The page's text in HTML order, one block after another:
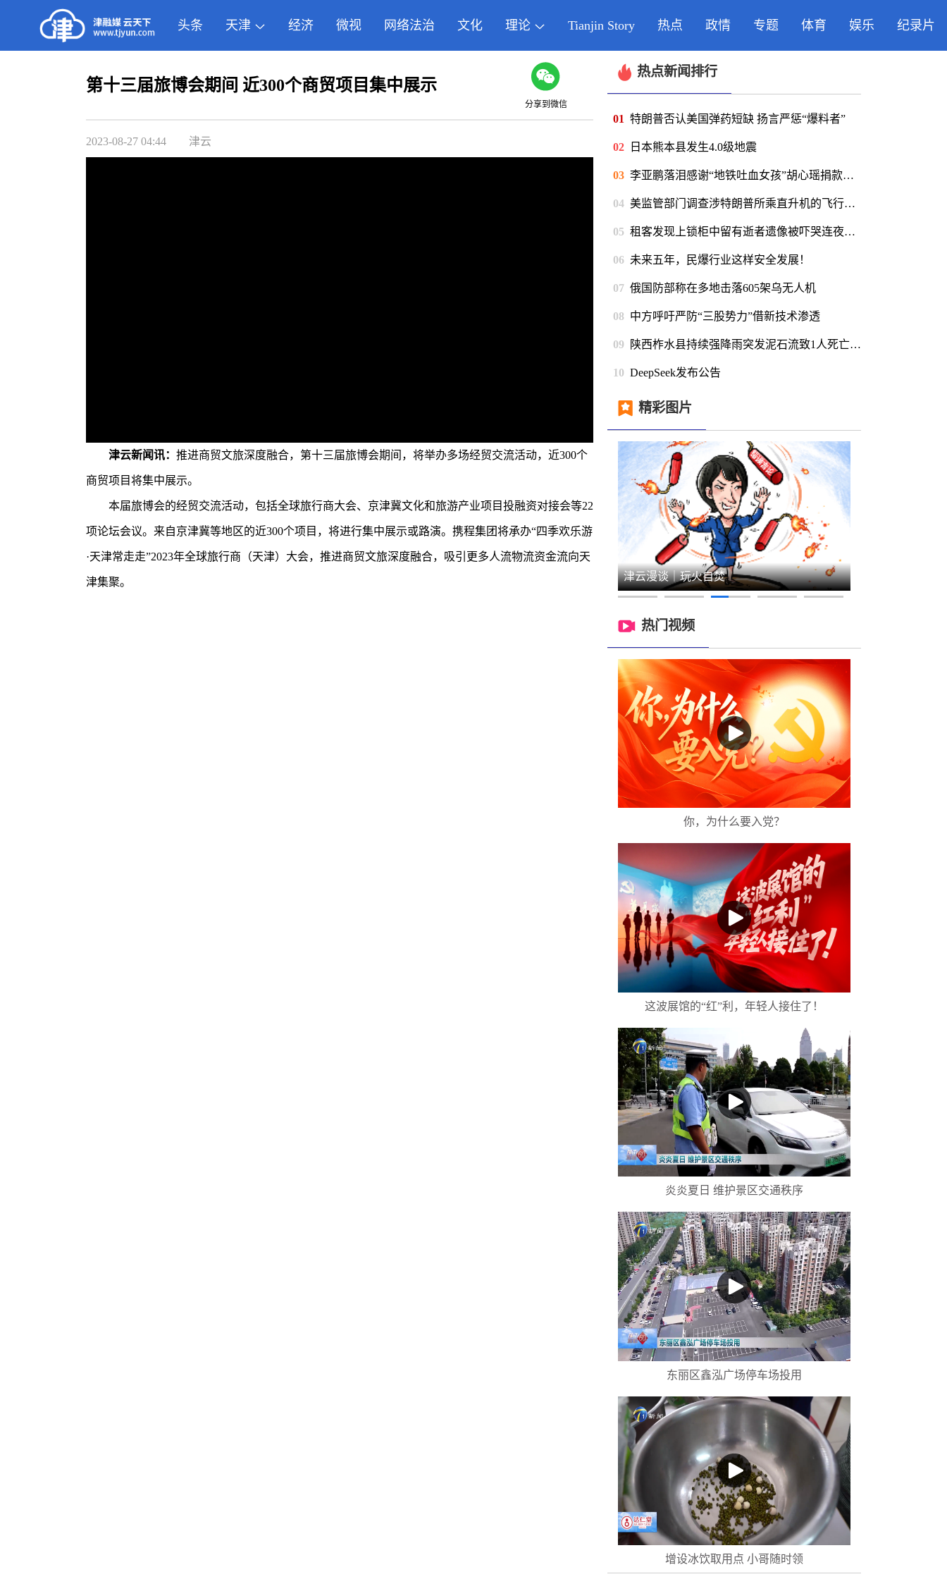
头条 天津 经济 微视 网络法治 文化 理论 Tianjin Story 热点 政情 专题 体育 娱乐 纪录片
第十三届旅博会期间 近300个商贸项目集中展示
分享到微信
2023-08-27 04:44 津云
津云新闻讯： 推进商贸文旅深度融合，第十三届旅博会期间，将举办多场经贸交流活动，近300个
商贸项目将集中展示。
本届旅博会的经贸交流活动，包括全球旅行商大会、京津冀文化和旅游产业项目投融资对接会等22
项论坛会议。来自京津冀等地区的近300个项目，将进行集中展示或路演。携程集团将承办“四季欢乐游
·天津常走走”2023年全球旅行商（天津）大会，推进商贸文旅深度融合，吸引更多人流物流资金流向天
津集聚。
热点新闻排行
01 特朗普否认美国弹药短缺 扬言严惩“爆料者”
02 日本熊本县发生4.0级地震
03 李亚鹏落泪感谢“地铁吐血女孩”胡心瑶捐款，发视频回应：尊重她的捐赠意愿
04 美监管部门调查涉特朗普所乘直升机的飞行安全事件
05 租客发现上锁柜中留有逝者遗像被吓哭连夜搬离 当事人：我爱我家拒退中介费，已准备起诉
06 未来五年，民爆行业这样安全发展！
07 俄国防部称在多地击落605架乌无人机
08 中方呼吁严防“三股势力”借新技术渗透
09 陕西柞水县持续强降雨突发泥石流致1人死亡2人失联
10 DeepSeek发布公告
精彩图片
津云漫谈｜操控 津云漫谈｜玩火自焚
热门视频
你，为什么要入党？
这波展馆的“红”利，年轻人接住了！
炎炎夏日 维护景区交通秩序
东丽区鑫泓广场停车场投用
增设冰饮取用点 小哥随时领